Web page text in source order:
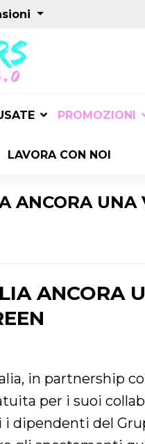
PROMOZIONI
LAVORA CON NOI
ANCORA
ANCORA
in partnership
per i suoi
dipendenti del